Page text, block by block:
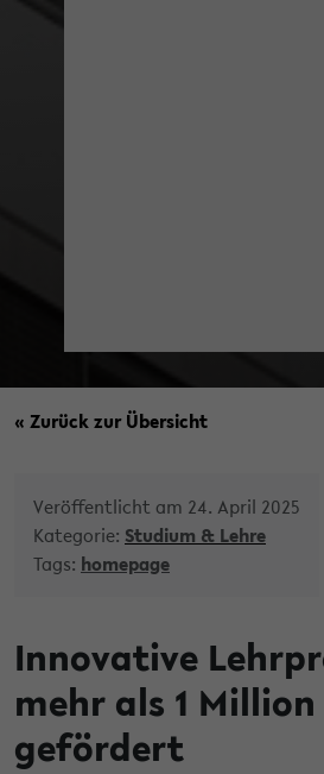
« Zurück zur Übersicht
Veröffentlicht am 24. April 2025
Kategorie: Studium & Lehre
Tags: homepage
Innovative
mehr als 1 Million
gefördert